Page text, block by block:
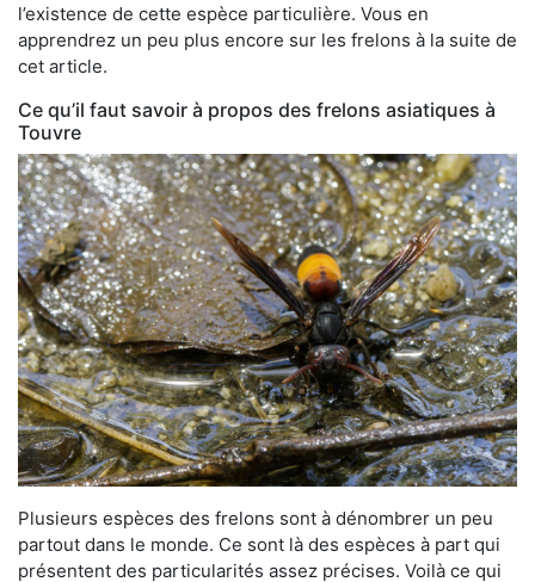
l’existence de cette espèce particulière. Vous en
apprendrez un peu plus encore sur les frelons à la suite de
cet article.
Ce qu’il faut savoir à propos des frelons asiatiques à
Touvre
Plusieurs espèces des frelons sont à dénombrer un peu
partout dans le monde. Ce sont là des espèces à part qui
présentent des particularités assez précises. Voilà ce qui